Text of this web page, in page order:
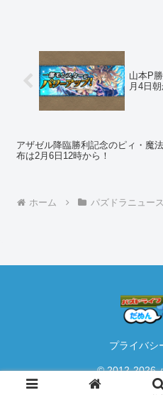
山本P
月4日
アザゼル降臨勝利記念のピィ・魔
布は2月6日12時から！
ホーム パズドラニュース
プライバシ
© 2012-2026